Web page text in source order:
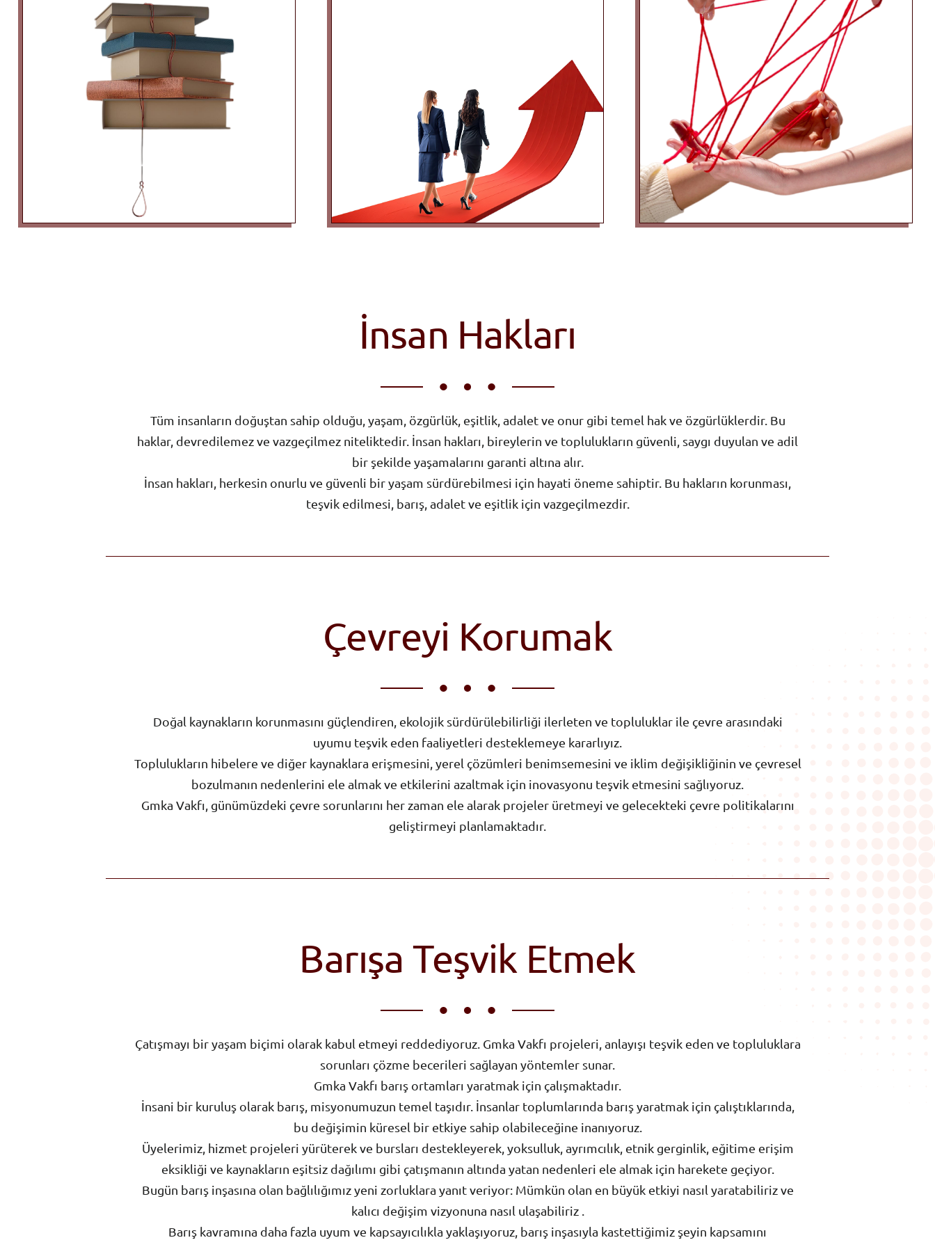
yardımcı olur.
Devamı İçin
olumlu değişimlerin
gerçekleşmesinde büyük bir rol
oynar.
Devamı İçin
İnsan Hakları
Tüm insanların doğuştan sahip olduğu, yaşam, özgürlük, eşitlik, adalet ve onur gibi temel hak ve özgürlüklerdir. Bu
haklar, devredilemez ve vazgeçilmez niteliktedir. İnsan hakları, bireylerin ve toplulukların güvenli, saygı duyulan ve adil
bir şekilde yaşamalarını garanti altına alır.
İnsan hakları, herkesin onurlu ve güvenli bir yaşam sürdürebilmesi için hayati öneme sahiptir. Bu hakların korunması,
teşvik edilmesi, barış, adalet ve eşitlik için vazgeçilmezdir.
Çevreyi Korumak
Doğal kaynakların korunmasını güçlendiren, ekolojik sürdürülebilirliği ilerleten ve topluluklar ile çevre arasındaki
uyumu teşvik eden faaliyetleri desteklemeye kararlıyız.
Toplulukların hibelere ve diğer kaynaklara erişmesini, yerel çözümleri benimsemesini ve iklim değişikliğinin ve çevresel
bozulmanın nedenlerini ele almak ve etkilerini azaltmak için inovasyonu teşvik etmesini sağlıyoruz.
Gmka Vakfı, günümüzdeki çevre sorunlarını her zaman ele alarak projeler üretmeyi ve gelecekteki çevre politikalarını
geliştirmeyi planlamaktadır.
Barışa Teşvik Etmek
Çatışmayı bir yaşam biçimi olarak kabul etmeyi reddediyoruz. Gmka Vakfı projeleri, anlayışı teşvik eden ve topluluklara
sorunları çözme becerileri sağlayan yöntemler sunar.
Gmka Vakfı barış ortamları yaratmak için çalışmaktadır.
İnsani bir kuruluş olarak barış, misyonumuzun temel taşıdır. İnsanlar toplumlarında barış yaratmak için çalıştıklarında,
bu değişimin küresel bir etkiye sahip olabileceğine inanıyoruz.
Üyelerimiz, hizmet projeleri yürüterek ve bursları destekleyerek, yoksulluk, ayrımcılık, etnik gerginlik, eğitime erişim
eksikliği ve kaynakların eşitsiz dağılımı gibi çatışmanın altında yatan nedenleri ele almak için harekete geçiyor.
Bugün barış inşasına olan bağlılığımız yeni zorluklara yanıt veriyor: Mümkün olan en büyük etkiyi nasıl yaratabiliriz ve
kalıcı değişim vizyonuna nasıl ulaşabiliriz .
Barış kavramına daha fazla uyum ve kapsayıcılıkla yaklaşıyoruz, barış inşasıyla kastettiğimiz şeyin kapsamını